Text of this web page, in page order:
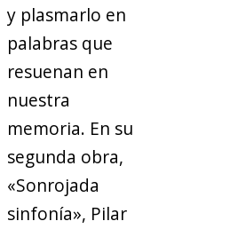
y plasmarlo en
palabras que
resuenan en
nuestra
memoria. En su
segunda obra,
«Sonrojada
sinfonía», Pilar